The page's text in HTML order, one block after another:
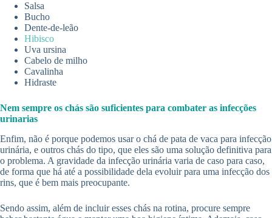
Salsa
Bucho
Dente-de-leão
Hibisco
Uva ursina
Cabelo de milho
Cavalinha
Hidraste
Nem sempre os chás são suficientes para combater as infecções
urinarias
Enfim, não é porque podemos usar o chá de pata de vaca para infecção
urinária, e outros chás do tipo, que eles são uma solução definitiva para
o problema. A gravidade da infecção urinária varia de caso para caso,
de forma que há até a possibilidade dela evoluir para uma infecção dos
rins, que é bem mais preocupante.
Sendo assim, além de incluir esses chás na rotina, procure sempre